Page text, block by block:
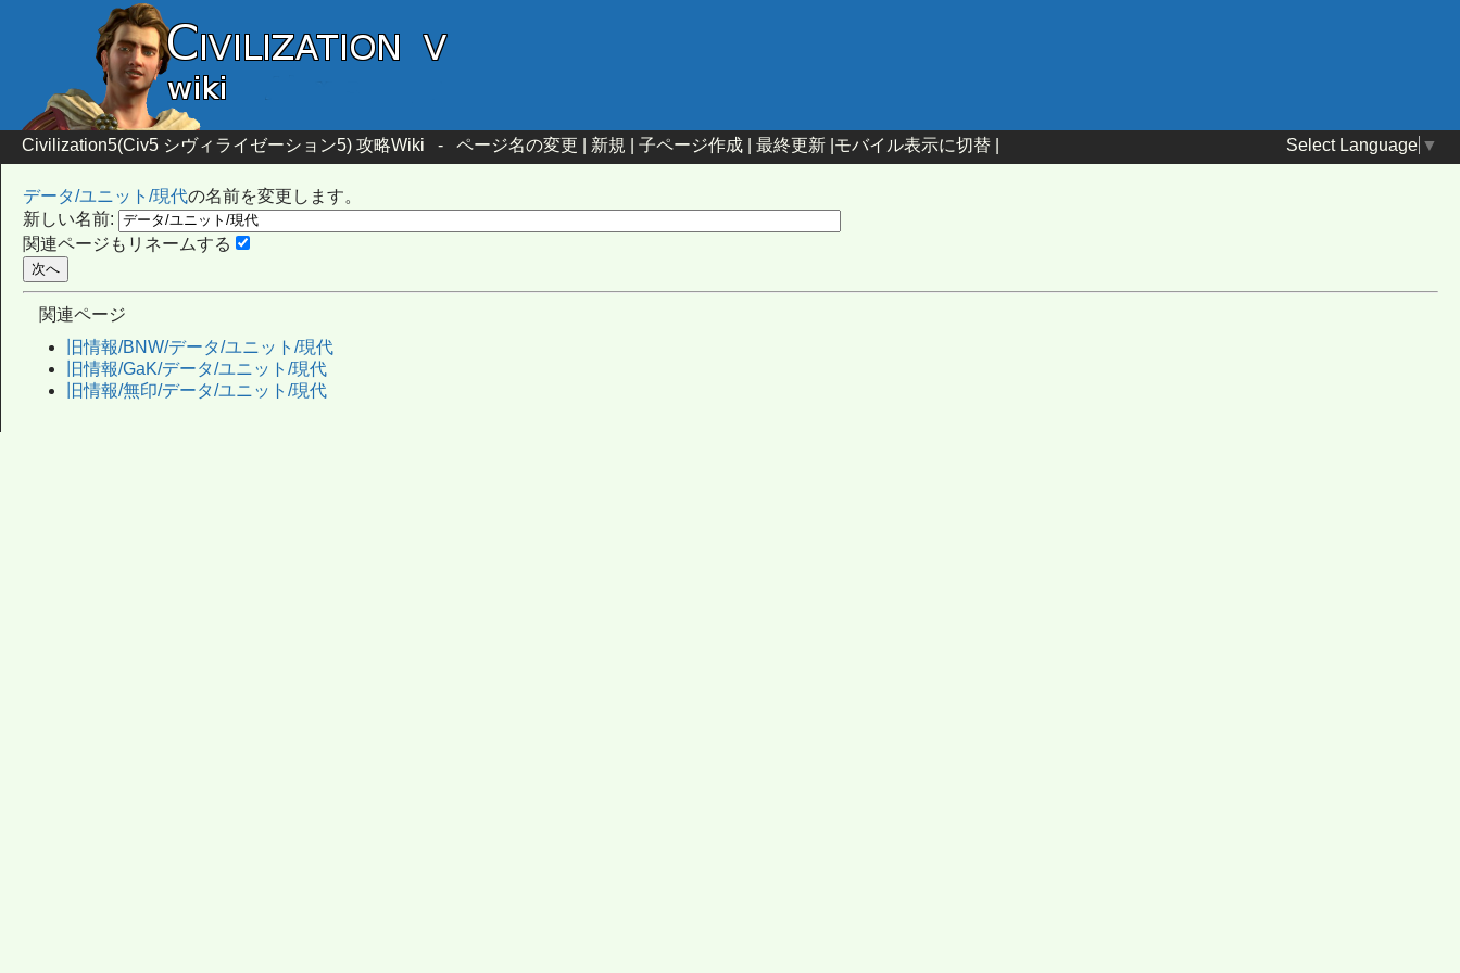
Civilization5(Civ5 シヴィライゼーション5) 攻略Wiki - ページ名の変更 | 新規 子ページ作成 最終更新 モバイル表示に切替 Select Language ▼
データ/ユニット/現代の名前を変更します。
新しい名前:
関連ページもリネームする
関連ページ
旧情報/BNW/データ/ユニット/現代
旧情報/GaK/データ/ユニット/現代
旧情報/無印/データ/ユニット/現代